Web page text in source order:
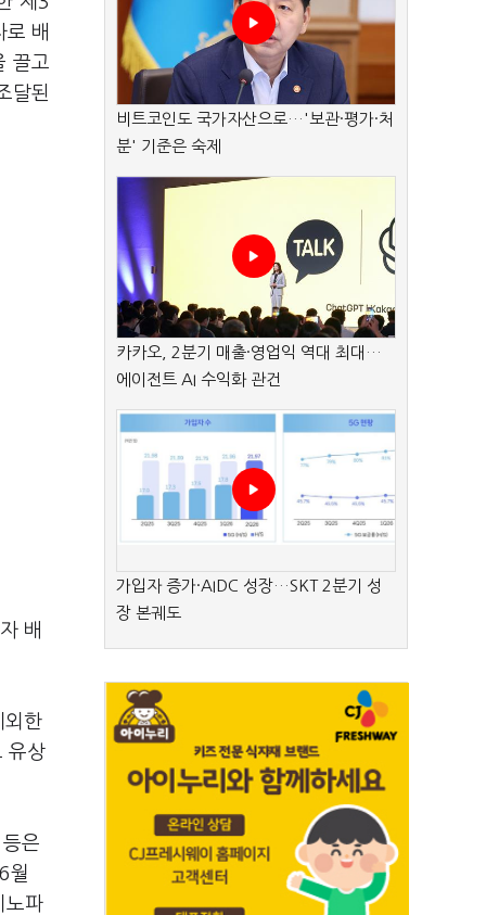
로 배
끌고
달된
배
외한
유상
은
월
노파
비트코인도 국가자산으로…'보관·평가·처
분' 기준은 숙제
카카오, 2분기 매출·영업익 역대 최대…
에이전트 AI 수익화 관건
가입자 증가·AIDC 성장…SKT 2분기 성
장 본궤도